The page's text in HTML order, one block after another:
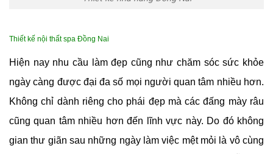
Thiết kế nội thất spa Đồng Nai
Hiện nay nhu cầu làm đẹp cũng như chăm sóc sức khỏe
ngày càng được đại đa số mọi người quan tâm nhiều hơn.
Không chỉ dành riêng cho phái đẹp mà các đấng mày râu
cũng quan tâm nhiều hơn đến lĩnh vực này. Do đó không
gian thư giãn sau những ngày làm việc mệt mỏi là vô cùng